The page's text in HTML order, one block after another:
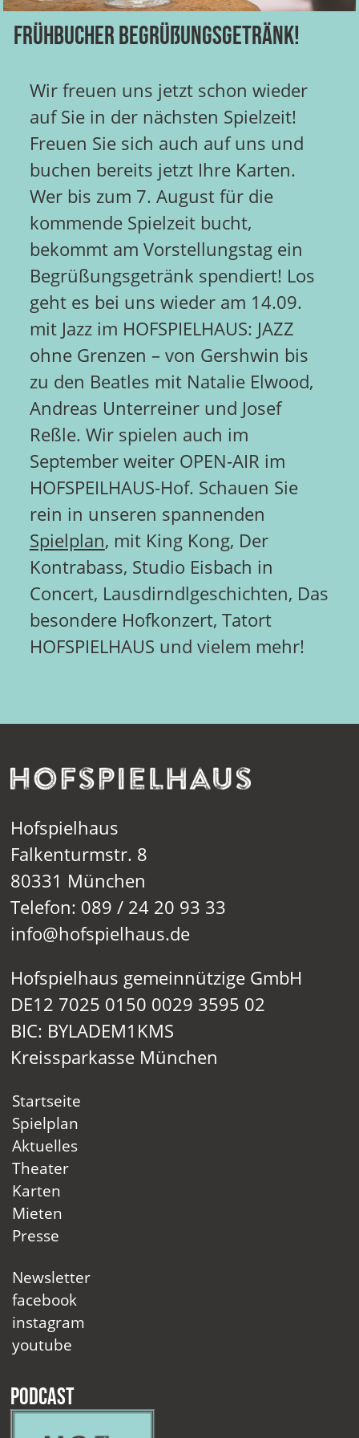
Frühbucher Begrüßungsgetränk!
Wir freuen uns jetzt schon wieder
auf Sie in der nächsten Spielzeit!
Freuen Sie sich auch auf uns und
buchen bereits jetzt Ihre Karten.
Wer bis zum 7. August für die
kommende Spielzeit bucht,
bekommt am Vorstellungstag ein
Begrüßungsgetränk spendiert! Los
geht es bei uns wieder am 14.09.
mit Jazz im HOFSPIELHAUS: JAZZ
ohne Grenzen – von Gershwin bis
zu den Beatles mit Natalie Elwood,
Andreas Unterreiner und Josef
Reßle. Wir spielen auch im
September weiter OPEN-AIR im
HOFSPEILHAUS-Hof. Schauen Sie
rein in unseren spannenden
Spielplan, mit King Kong, Der
Kontrabass, Studio Eisbach in
Concert, Lausdirndlgeschichten, Das
besondere Hofkonzert, Tatort
HOFSPIELHAUS und vielem mehr!
Hofspielhaus
Falkenturmstr. 8
80331 München
Telefon: 089 / 24 20 93 33
info@hofspielhaus.de
Hofspielhaus gemeinnützige GmbH
DE12 7025 0150 0029 3595 02
BIC: BYLADEM1KMS
Kreissparkasse München
Startseite
Spielplan
Aktuelles
Theater
Karten
Mieten
Presse
Newsletter
facebook
instagram
youtube
Podcast